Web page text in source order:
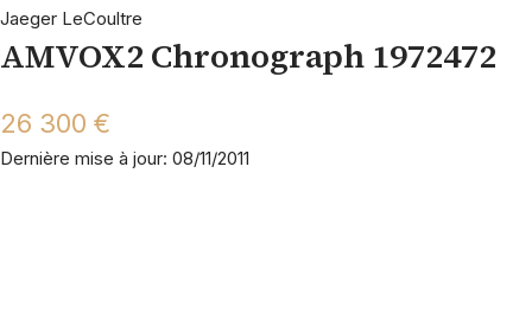
Jaeger LeCoultre
AMVOX2 Chronograph 1972472
26 300 €
Dernière mise à jour: 08/11/2011